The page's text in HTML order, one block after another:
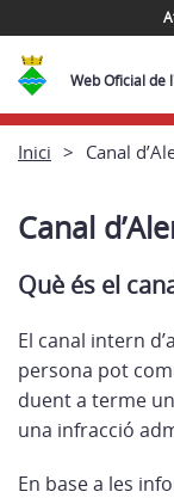
Web Oficial de
Inici Canal
Canal
Què és el
El canal intern
persona pot
duent a terme
una infracció
En base a les